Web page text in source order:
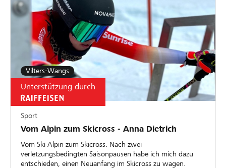
Vilters-Wangs
Unterstützung durch
Sport
Vom Alpin zum Skicross - Anna Dietrich
Vom Ski Alpin zum Skicross. Nach zwei
verletzungsbedingten Saisonpausen habe ich mich dazu
entschieden, einen Neuanfang im Skicross zu wagen.